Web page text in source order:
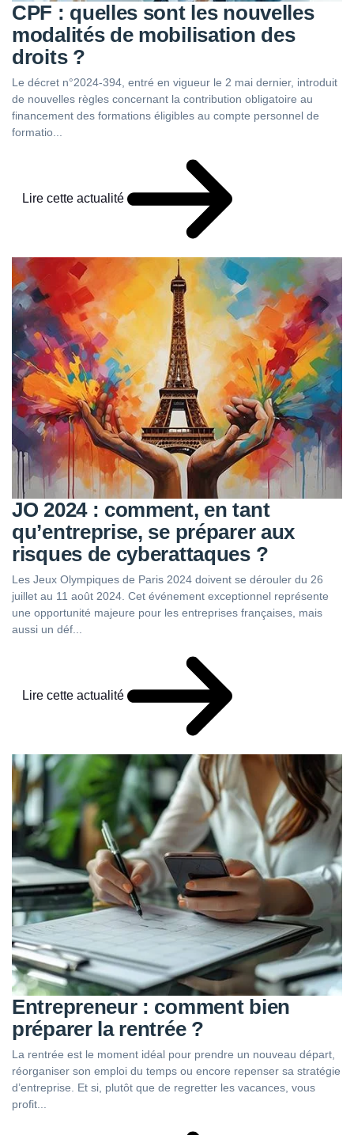
CPF : quelles sont les nouvelles
modalités de mobilisation des
droits ?
Le décret n°2024-394, entré en vigueur le 2 mai dernier, introduit
de nouvelles règles concernant la contribution obligatoire au
financement des formations éligibles au compte personnel de
formatio...
Lire cette actualité
JO 2024 : comment, en tant
qu’entreprise, se préparer aux
risques de cyberattaques ?
Les Jeux Olympiques de Paris 2024 doivent se dérouler du 26
juillet au 11 août 2024. Cet événement exceptionnel représente
une opportunité majeure pour les entreprises françaises, mais
aussi un déf...
Lire cette actualité
Entrepreneur : comment bien
préparer la rentrée ?
La rentrée est le moment idéal pour prendre un nouveau départ,
réorganiser son emploi du temps ou encore repenser sa stratégie
d’entreprise. Et si, plutôt que de regretter les vacances, vous
profit...